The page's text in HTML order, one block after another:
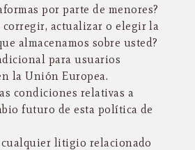
por parte de menores?
corregir, actualizar o elegir la
almacenamos sobre usted?
para usuarios
la Unión Europea.
condiciones relativas a
futuro de esta política de
cualquier litigio relacionado